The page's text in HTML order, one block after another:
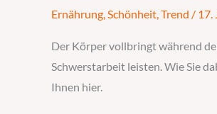
Ernährung,Schönheit,Trend / 17.
Der Körper vollbringt während
Schwerstarbeit leisten. Wie Sie
Ihnen hier.
zu
Schwangerschaftsstreifen?
Wie
kann